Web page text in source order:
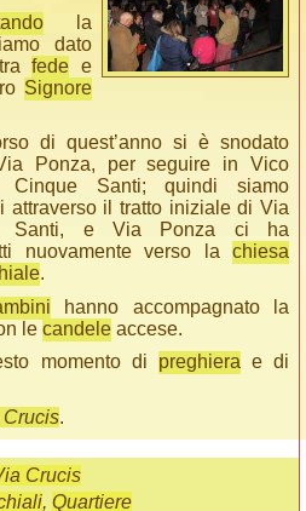
la
dato
fede e
Signore
di quest’anno si è snodato
Ponza, per seguire in Vico
Cinque Santi; quindi siamo
attraverso il tratto iniziale di Via
Santi, e Via Ponza ci ha
nuovamente verso la chiesa
.
hanno accompagnato la
le candele accese.
momento di preghiera e di
Crucis.
Crucis
, Quartiere